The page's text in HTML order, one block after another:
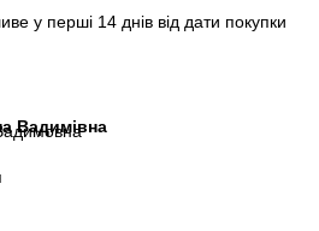
у перші 14 днів від дати покупки
Вадимівна